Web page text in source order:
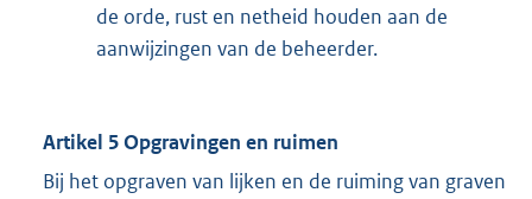
de orde, rust en netheid houden aan de
aanwijzingen van de beheerder.
Artikel 5 Opgravingen en ruimen
Bij het opgraven van lijken en de ruiming van graven